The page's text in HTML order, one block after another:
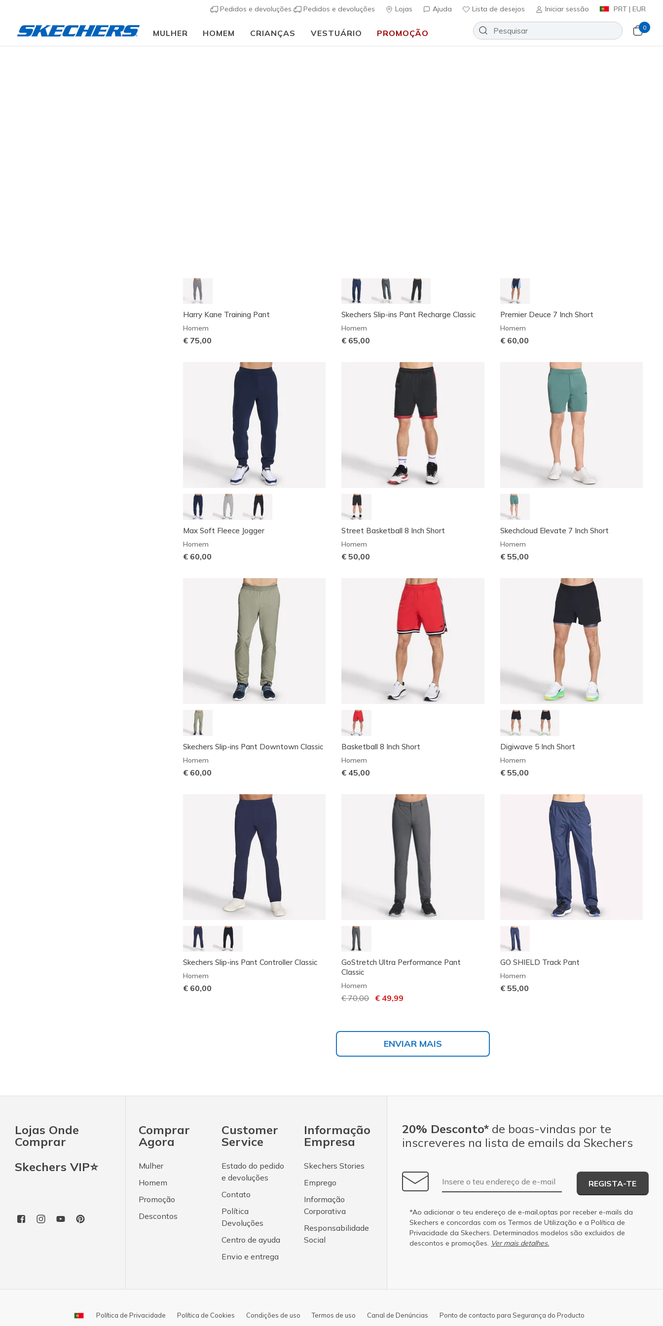
Pedidos e devoluções Pedidos e devoluções Lojas Ajuda Lista de desejos Iniciar sessão PRT | EUR
MULHER HOMEM CRIANÇAS VESTUÁRIO PROMOÇÃO
0
Harry Kane Training Pant
Homem
€ 75,00
Skechers Slip-ins Pant Recharge Classic
Homem
€ 65,00
Premier Deuce 7 Inch Short
Homem
€ 60,00
Max Soft Fleece Jogger
Homem
€ 60,00
Street Basketball 8 Inch Short
Homem
€ 50,00
Skechcloud Elevate 7 Inch Short
Homem
€ 55,00
Skechers Slip-ins Pant Downtown Classic
Homem
€ 60,00
Basketball 8 Inch Short
Homem
€ 45,00
Digiwave 5 Inch Short
Homem
€ 55,00
Skechers Slip-ins Pant Controller Classic
Homem
€ 60,00
GoStretch Ultra Performance Pant
Classic
Homem
Preço com desconto de
€ 70,00para
€ 49,99
GO SHIELD Track Pant
Homem
€ 55,00
ENVIAR MAIS
Lojas Onde
Comprar
Skechers VIP⭐
Comprar
Agora
Mulher
Homem
Promoção
Descontos
Customer
Service
Estado do pedido
e devoluções
Contato
Política
Devoluções
Centro de ayuda
Envio e entrega
Informação
Empresa
Skechers Stories
Emprego
Informação
Corporativa
Responsabilidade
Social
20% Desconto* de boas-vindas por te
inscreveres na lista de emails da Skechers
Endereço de e-mail
REGISTA-TE
*Ao adicionar o teu endereço de e-mail,optas por receber e-mails da
Skechers e concordas com os Termos de Utilização e a Política de
Privacidade da Skechers. Determinados modelos são excluidos de
descontos e promoções. Ver mais detalhes.
Política de Privacidade Política de Cookies Condições de uso Termos de uso Canal de Denúncias Ponto de contacto para Segurança do Producto